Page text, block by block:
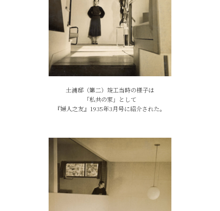
土浦邸（第二）竣工当時の様子は
「私共の家」として
『婦人之友』1935年3月号に紹介された。